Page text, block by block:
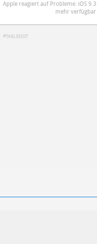
Apple reagiert auf Probleme: iOS
mehr verfügbar
TABLEEDIT